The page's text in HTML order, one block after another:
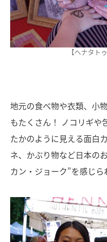
【ヘナタト
地元の食べ物や衣類、小
もたくさん！ ノコリギや
たかのように見える面白
ネ、かぶり物など日本の
カン・ジョーク”を感じ